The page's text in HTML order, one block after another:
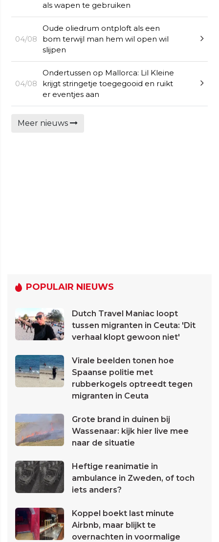
als wapen te gebruiken
04/08
Oude oliedrum ontploft als een
bom terwijl man hem wil open wil
slijpen
04/08
Ondertussen op Mallorca: Lil Kleine
krijgt stringetje toegegooid en ruikt
er eventjes aan
Meer nieuws
POPULAIR NIEUWS
Dutch Travel Maniac loopt
tussen migranten in Ceuta: 'Dit
verhaal klopt gewoon niet'
Virale beelden tonen hoe
Spaanse politie met
rubberkogels optreedt tegen
migranten in Ceuta
Grote brand in duinen bij
Wassenaar: kijk hier live mee
naar de situatie
Heftige reanimatie in
ambulance in Zweden, of toch
iets anders?
Koppel boekt last minute
Airbnb, maar blijkt te
overnachten in voormalige